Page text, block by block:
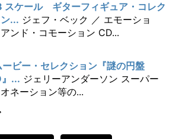
スケール ギターフィギュア・コレク
... ジェフ・ベック ／ エモーショ
ンド・コモーション CD...
ービー・セレクション『謎の円盤
... ジェリーアンダーソン スーパー
ネーション等の...